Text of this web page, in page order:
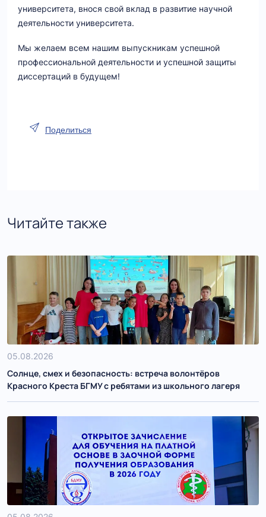
университета, внося свой вклад в развитие научной
деятельности университета.
Мы желаем всем нашим выпускникам успешной
профессиональной деятельности и успешной защиты
диссертаций в будущем!
Поделиться
Читайте также
05.08.2026
Солнце, смех и безопасность: встреча волонтёров
Красного Креста БГМУ с ребятами из школьного лагеря